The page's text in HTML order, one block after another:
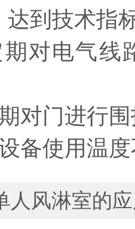
达到技术指
电气线路
门进行围
使用温度
人风淋室的